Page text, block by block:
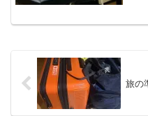
ので
旅の